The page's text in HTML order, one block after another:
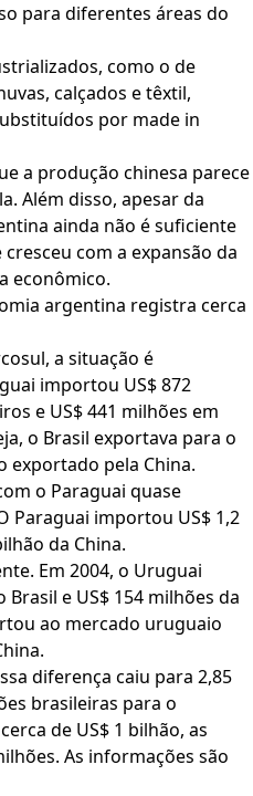
para diferentes áreas do
como o de
calçados e têxtil,
por made in
a produção chinesa parece
Além disso, apesar da
ainda não é suficiente
com a expansão da
econômico.
argentina registra cerca
a situação é
importou US$ 872
e US$ 441 milhões em
o Brasil exportava para o
exportado pela China.
o Paraguai quase
Paraguai importou US$ 1,2
da China.
Em 2004, o Uruguai
e US$ 154 milhões da
ao mercado uruguaio
diferença caiu para 2,85
brasileiras para o
de US$ 1 bilhão, as
As informações são